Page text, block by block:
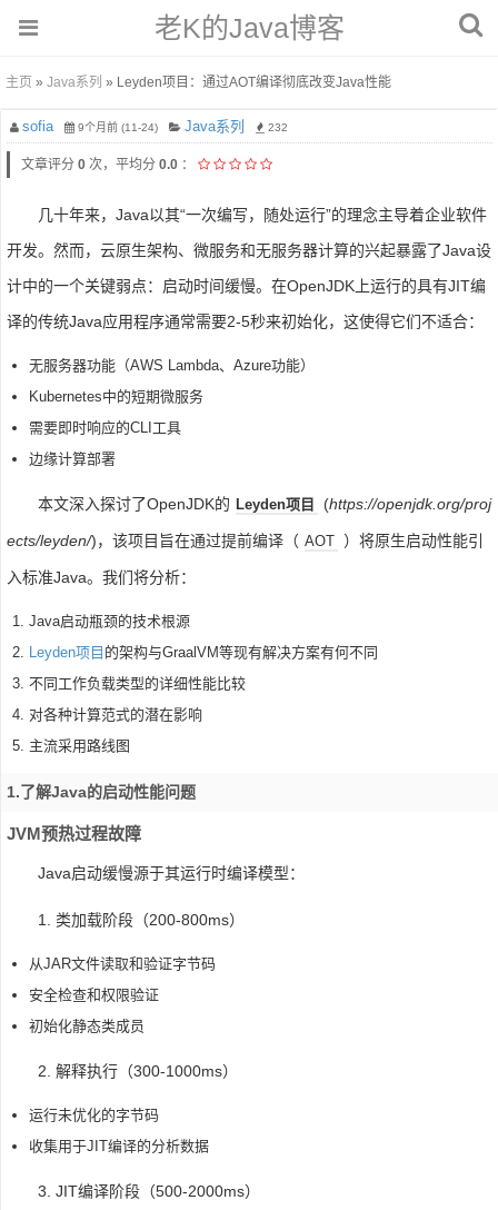
老K的Java博客
主页 » Java系列 » Leyden项目：通过AOT编译彻底改变Java性能
sofia 9个月前 (11-24) Java系列 232
文章评分 0 次，平均分 0.0 ：
几十年来，Java以其“一次编写，随处运行”的理念主导着企业软件
开发。然而，云原生架构、微服务和无服务器计算的兴起暴露了Java设
计中的一个关键弱点：启动时间缓慢。在OpenJDK上运行的具有JIT编
译的传统Java应用程序通常需要2-5秒来初始化，这使得它们不适合：
无服务器功能（AWS Lambda、Azure功能）
Kubernetes中的短期微服务
需要即时响应的CLI工具
边缘计算部署
本文深入探讨了OpenJDK的 Leyden项目 (https://openjdk.org/proj
ects/leyden/)，该项目旨在通过提前编译（ AOT ）将原生启动性能引
入标准Java。我们将分析：
Java启动瓶颈的技术根源
Leyden项目 的架构与GraalVM等现有解决方案有何不同
不同工作负载类型的详细性能比较
对各种计算范式的潜在影响
主流采用路线图
1.了解Java的启动性能问题
JVM预热过程故障
Java启动缓慢源于其运行时编译模型：
1. 类加载阶段（200-800ms）
从JAR文件读取和验证字节码
安全检查和权限验证
初始化静态类成员
2. 解释执行（300-1000ms）
运行未优化的字节码
收集用于JIT编译的分析数据
3. JIT编译阶段（500-2000ms）